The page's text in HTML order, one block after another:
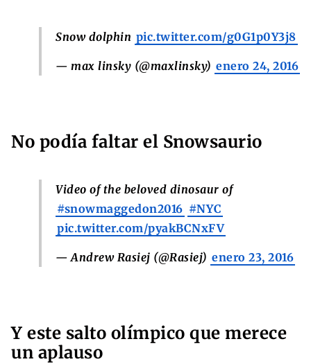
Snow dolphin pic.twitter.com/g0G1p0Y3j8
— max linsky (@maxlinsky) enero 24, 2016
No podía faltar el Snowsaurio
Video of the beloved dinosaur of
#snowmaggedon2016 #NYC
pic.twitter.com/pyakBCNxFV
— Andrew Rasiej (@Rasiej) enero 23, 2016
Y este salto olímpico que merece
un aplauso